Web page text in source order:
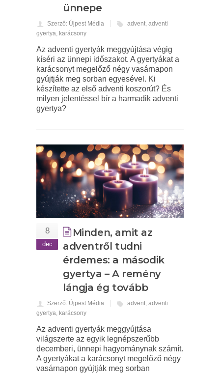
ünnepe
Szerző: Újpest Média advent adventi
gyertya karácsony
Az adventi gyertyák meggyújtása végig
kíséri az ünnepi időszakot. A gyertyákat a
karácsonyt megelőző négy vasárnapon
gyújtják meg sorban egyesével. Ki
készítette az első adventi koszorút? És
milyen jelentéssel bír a harmadik adventi
gyertya?
8
dec
Minden, amit az
adventről tudni
érdemes: a második
gyertya – A remény
lángja ég tovább
Szerző: Újpest Média advent adventi
gyertya karácsony
Az adventi gyertyák meggyújtása
világszerte az egyik legnépszerűbb
decemberi, ünnepi hagyománynak számít.
A gyertyákat a karácsonyt megelőző négy
vasárnapon gyújtják meg sorban